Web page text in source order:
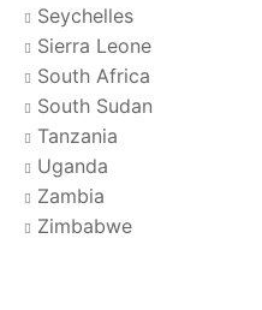
Seychelles
Sierra Leone
South Africa
South Sudan
Tanzania
Uganda
Zambia
Zimbabwe